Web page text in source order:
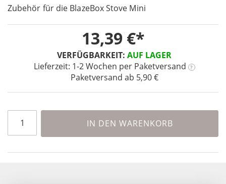
Zubehör für die BlazeBox Stove Mini
VERFÜGBARKEIT: AUF LAGER
Lieferzeit: 1-2 Wochen per Paketversand ?
Paketversand ab 5,90 €
13,39 €
IN DEN WARENKORB